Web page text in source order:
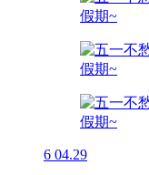
6 04.29